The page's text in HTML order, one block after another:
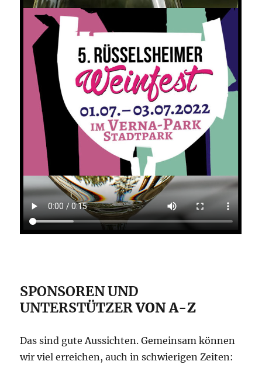
SPONSOREN UND
UNTERSTÜTZERVON A-Z
Das sind gute Aussichten. Gemeinsam können
wir viel erreichen, auch in schwierigen Zeiten: